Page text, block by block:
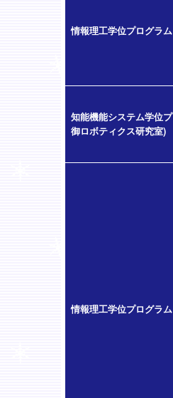
情報理工学位プログラ
知能機能システム学位
御ロボティクス研究室)
情報理工学位プログラ